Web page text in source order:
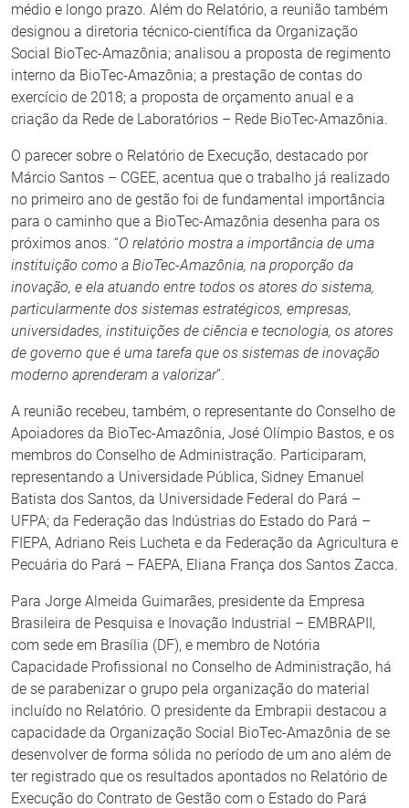
médio e longo prazo. Além do Relatório, a reunião também
designou a diretoria técnico-científica da Organização
Social BioTec-Amazônia; analisou a proposta de regimento
interno da BioTec-Amazônia; a prestação de contas do
exercício de 2018; a proposta de orçamento anual e a
criação da Rede de Laboratórios – Rede BioTec-Amazônia.
O parecer sobre o Relatório de Execução, destacado por
Márcio Santos – CGEE, acentua que o trabalho já realizado
no primeiro ano de gestão foi de fundamental importância
para o caminho que a BioTec-Amazônia desenha para os
próximos anos. “O relatório mostra a importância de uma
instituição como a BioTec-Amazônia, na proporção da
inovação, e ela atuando entre todos os atores do sistema,
particularmente dos sistemas estratégicos, empresas,
universidades, instituições de ciência e tecnologia, os atores
de governo que é uma tarefa que os sistemas de inovação
moderno aprenderam a valorizar”.
A reunião recebeu, também, o representante do Conselho de
Apoiadores da BioTec-Amazônia, José Olímpio Bastos, e os
membros do Conselho de Administração. Participaram,
representando a Universidade Pública, Sidney Emanuel
Batista dos Santos, da Universidade Federal do Pará –
UFPA; da Federação das Indústrias do Estado do Pará –
FIEPA, Adriano Reis Lucheta e da Federação da Agricultura e
Pecuária do Pará – FAEPA, Eliana França dos Santos Zacca.
Para Jorge Almeida Guimarães, presidente da Empresa
Brasileira de Pesquisa e Inovação Industrial – EMBRAPII,
com sede em Brasília (DF), e membro de Notória
Capacidade Profissional no Conselho de Administração, há
de se parabenizar o grupo pela organização do material
incluído no Relatório. O presidente da Embrapii destacou a
capacidade da Organização Social BioTec-Amazônia de se
desenvolver de forma sólida no período de um ano além de
ter registrado que os resultados apontados no Relatório de
Execução do Contrato de Gestão com o Estado do Pará